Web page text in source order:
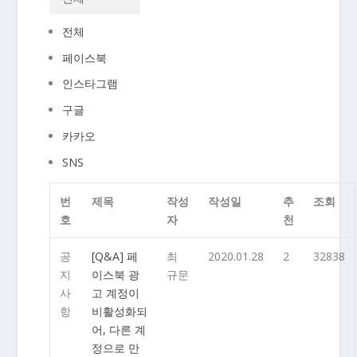
전체
페이스북
인스타그램
구글
카카오
SNS
번
호
제목
작성
자
작성일
추
천
조회
공
지
사
항
[Q&A] 페
이스북 광
고 계정이
비활성화되
어, 다른 계
정으로 만
최
규문
2020.01.28 2 32838